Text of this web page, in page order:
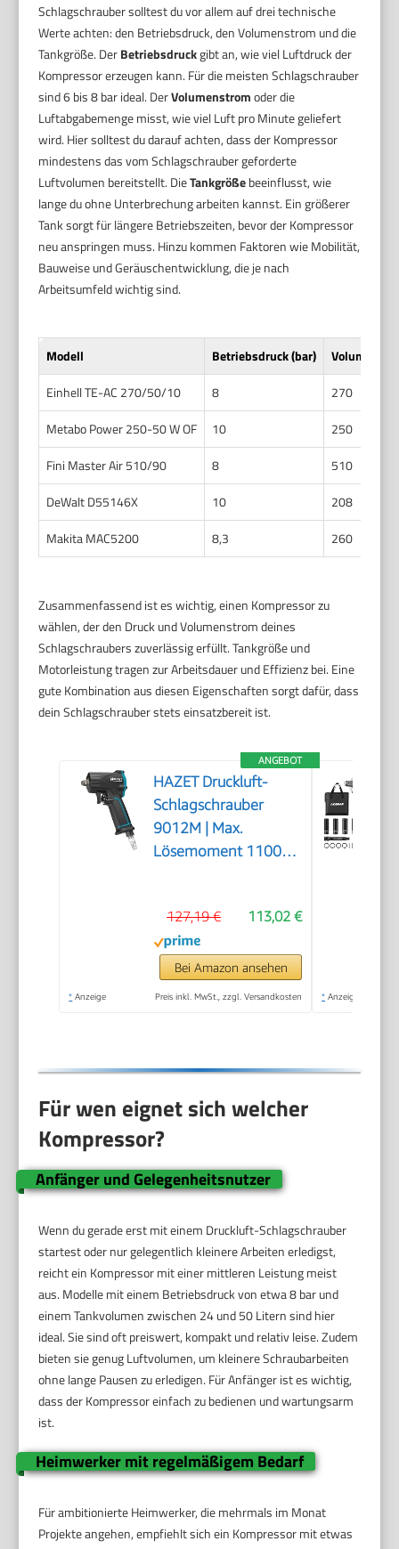
Schlagschrauber solltest du vor allem auf drei technische
Werte achten: den Betriebsdruck, den Volumenstrom und die
Tankgröße. DerBetriebsdruckgibt an, wie viel Luftdruck der
Kompressor erzeugen kann. Für die meisten Schlagschrauber
sind 6 bis 8 bar ideal. DerVolumenstromoder die
Luftabgabemenge misst, wie viel Luft pro Minute geliefert
wird. Hier solltest du darauf achten, dass der Kompressor
mindestens das vom Schlagschrauber geforderte
Luftvolumen bereitstellt. DieTankgrößebeeinflusst, wie
lange du ohne Unterbrechung arbeiten kannst. Ein größerer
Tank sorgt für längere Betriebszeiten, bevor der Kompressor
neu anspringen muss. Hinzu kommen Faktoren wie Mobilität,
Bauweise und Geräuschentwicklung, die je nach
Arbeitsumfeld wichtig sind.
Modell Betriebsdruck (bar)
Einhell TE-AC 270/50/10
8
270
Metabo Power 250-50 W OF
10
250
Fini Master Air 510/90
8
510
DeWalt D55146X
10
208
Makita MAC5200
8,3 260
Zusammenfassend ist es wichtig, einen Kompressor zu
wählen, der den Druck und Volumenstrom deines
Schlagschraubers zuverlässig erfüllt. Tankgröße und
Motorleistung tragen zur Arbeitsdauer und Effizienz bei. Eine
gute Kombination aus diesen Eigenschaften sorgt dafür, dass
dein Schlagschrauber stets einsatzbereit ist.
ANGEBOT
HAZET Druckluft-
Schlagschrauber
9012M | Max.
Lösemoment 1100
vibrationsarm -
Werkzeug zum
Anziehen und Lösen
von Schrauben
113,02 €
127,19 €
Bei Amazon ansehen
* Anzeige Preis inkl. MwSt., zzgl. Versandkosten * Anzeige
Für wen eignet sich welcher
Kompressor?
Anfänger und Gelegenheitsnutzer
Wenn du gerade erst mit einem Druckluft-Schlagschrauber
startest oder nur gelegentlich kleinere Arbeiten erledigst,
reicht ein Kompressor mit einer mittleren Leistung meist
aus. Modelle mit einem Betriebsdruck von etwa 8 bar und
einem Tankvolumen zwischen 24 und 50 Litern sind hier
ideal. Sie sind oft preiswert, kompakt und relativ leise. Zudem
bieten sie genug Luftvolumen, um kleinere Schraubarbeiten
ohne lange Pausen zu erledigen. Für Anfänger ist es wichtig,
dass der Kompressor einfach zu bedienen und wartungsarm
ist.
Heimwerker mit regelmäßigem Bedarf
Für ambitionierte Heimwerker, die mehrmals im Monat
Projekte angehen, empfiehlt sich ein Kompressor mit etwas